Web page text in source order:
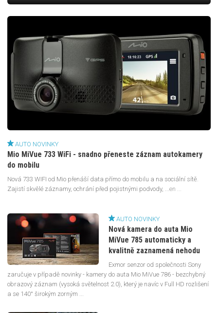
AUTO NOVINKY
Mio MiVue 733 WiFi - snadno přeneste záznam autokamery
do mobilu
Nová 733 WIFI od Mio přenáší data přímo do mobilu a na sociální sítě.
Zajistí skvělé záznamy, ochrání před pojistnými podvody, ...en ...
AUTO NOVINKY
Nová kamera do auta Mio
MiVue 785 automaticky a
kvalitně zaznamená nehodu
Exmor senzor od společnosti Sony
zaručuje v případě novinky - kamery do auta Mio MiVue 786 - bezchybný
obrazový záznam (vysoká světelnost 2.0), který je navíc v Full HD rozlišení
a se 140° širokým zorným ...